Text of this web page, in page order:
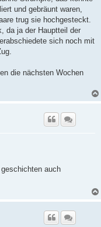
und gebräunt waren,
trug sie hochgesteckt.
da ja der Hauptteil der
sich noch mit
die nächsten Wochen
auch